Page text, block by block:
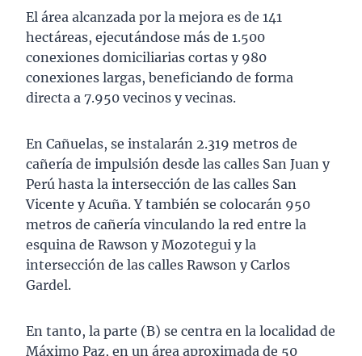
El área alcanzada por la mejora es de 141
hectáreas, ejecutándose más de 1.500
conexiones domiciliarias cortas y 980
conexiones largas, beneficiando de forma
directa a 7.950 vecinos y vecinas.
En Cañuelas, se instalarán 2.319 metros de
cañería de impulsión desde las calles San Juan y
Perú hasta la intersección de las calles San
Vicente y Acuña. Y también se colocarán 950
metros de cañería vinculando la red entre la
esquina de Rawson y Mozotegui y la
intersección de las calles Rawson y Carlos
Gardel.
En tanto, la parte (B) se centra en la localidad de
Máximo Paz, en un área aproximada de 50